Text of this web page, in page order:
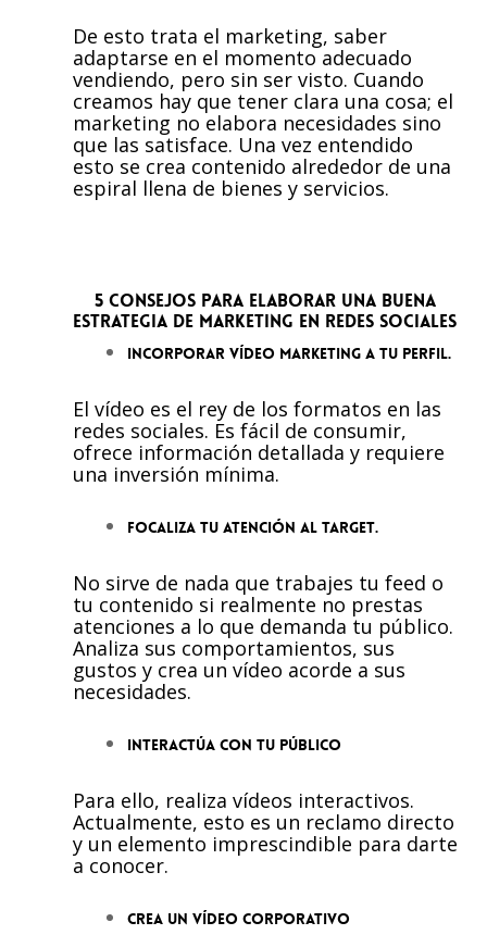
De esto trata el marketing, saber
adaptarse en el momento adecuado
vendiendo, pero sin ser visto. Cuando
creamos hay que tener clara una cosa; el
marketing no elabora necesidades sino
que las satisface. Una vez entendido
esto se crea contenido alrededor de una
espiral llena de bienes y servicios.
5 CONSEJOS PARA ELABORAR UNA BUENA
ESTRATEGIA DE MARKETING EN REDES SOCIALES
Incorporar vídeo marketing a tu perfil.
El vídeo es el rey de los formatos en las
redes sociales. Es fácil de consumir,
ofrece información detallada y requiere
una inversión mínima.
Focaliza tu atención al target.
No sirve de nada que trabajes tu feed o
tu contenido si realmente no prestas
atenciones a lo que demanda tu público.
Analiza sus comportamientos, sus
gustos y crea un vídeo acorde a sus
necesidades.
Interactúa con tu público
Para ello, realiza vídeos interactivos.
Actualmente, esto es un reclamo directo
y un elemento imprescindible para darte
a conocer.
Crea un vídeo corporativo